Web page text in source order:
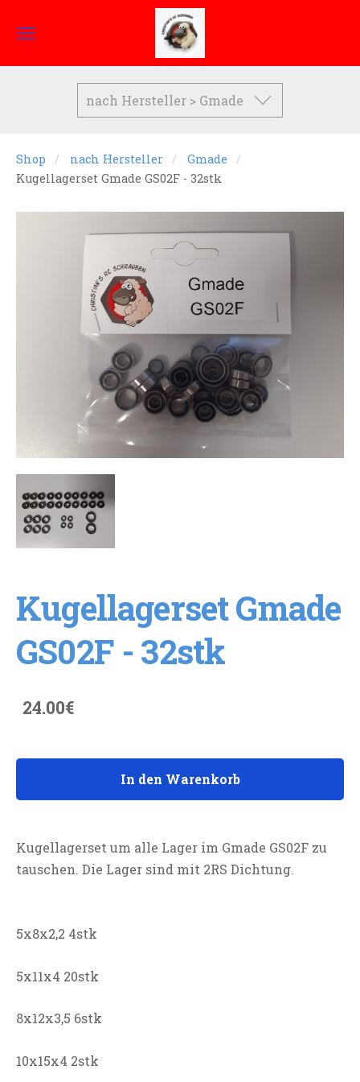
nach Hersteller > Gmade
Shop nach Hersteller
Gmade
Kugellagerset Gmade GS02F - 32stk
Kugellagerset Gmade
GS02F - 32stk
24.00€
In den Warenkorb
Kugellagerset um alle Lager im Gmade GS02F zu
tauschen. Die Lager sind mit 2RS Dichtung.
5x8x2,2 4stk
5x11x4 20stk
8x12x3,5 6stk
10x15x4 2stk